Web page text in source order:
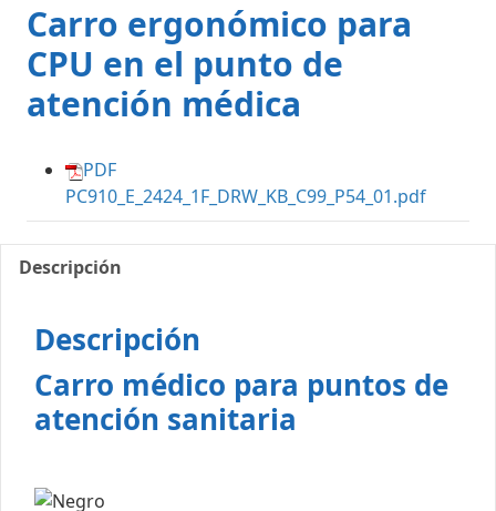
Carro ergonómico para
CPU en el punto de
atención médica
PDF
PC910_E_2424_1F_DRW_KB_C99_P54_01.pdf
Descripción
Descripción
Carro médico para puntos de
atención sanitaria